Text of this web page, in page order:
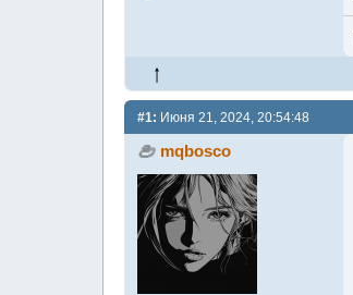
#1: Июня 21, 2024, 20:54:48
mqbosco